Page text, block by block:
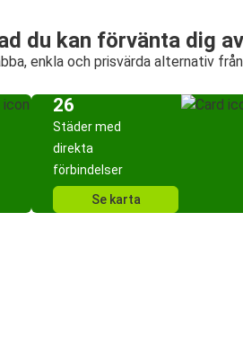
du kan förvänta dig
enkla och prisvärda alternativ
26
Städer med
direkta
förbindelser
Se karta